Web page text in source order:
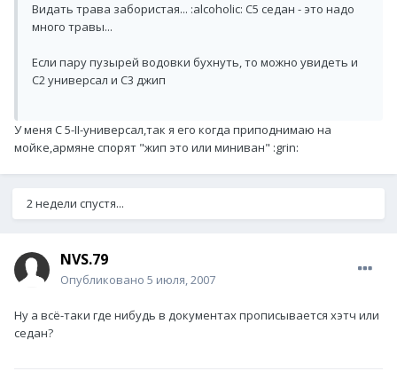
Видать трава забористая... :alcoholic: С5 седан - это надо
много травы...
Если пару пузырей водовки бухнуть, то можно увидеть и
С2 универсал и С3 джип
У меня С 5-II-универсал,так я его когда приподнимаю на
мойке,армяне спорят "жип это или миниван" :grin:
2 недели спустя...
NVS.79
Опубликовано 5 июля, 2007
Ну а всё-таки где нибудь в документах прописывается хэтч или
седан?